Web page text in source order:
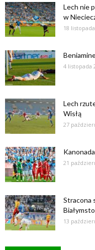
Lech nie
w
18
4 listopada
Lech
Wisłą
27
21
Stracona
13